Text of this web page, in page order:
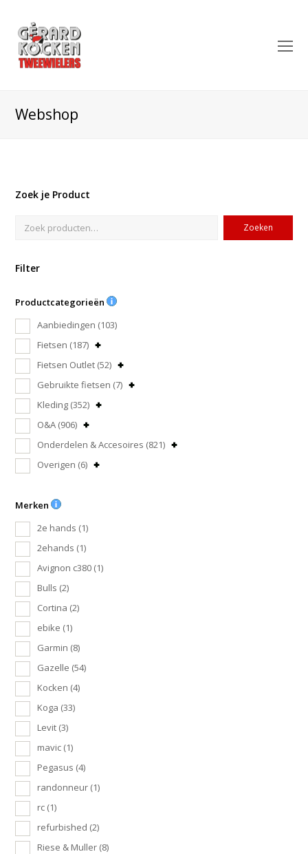
Webshop
Zoek je Product
Zoeken
Filter
Productcategorieën
Aanbiedingen (103)
Fietsen (187)
Fietsen Outlet (52)
Gebruikte fietsen (7)
Kleding (352)
O&A (906)
Onderdelen & Accesoires (821)
Overigen (6)
Merken
2e hands (1)
2ehands (1)
Avignon c380 (1)
Bulls (2)
Cortina (2)
ebike (1)
Garmin (8)
Gazelle (54)
Kocken (4)
Koga (33)
Levit (3)
mavic (1)
Pegasus (4)
randonneur (1)
rc (1)
refurbished (2)
Riese & Muller (8)